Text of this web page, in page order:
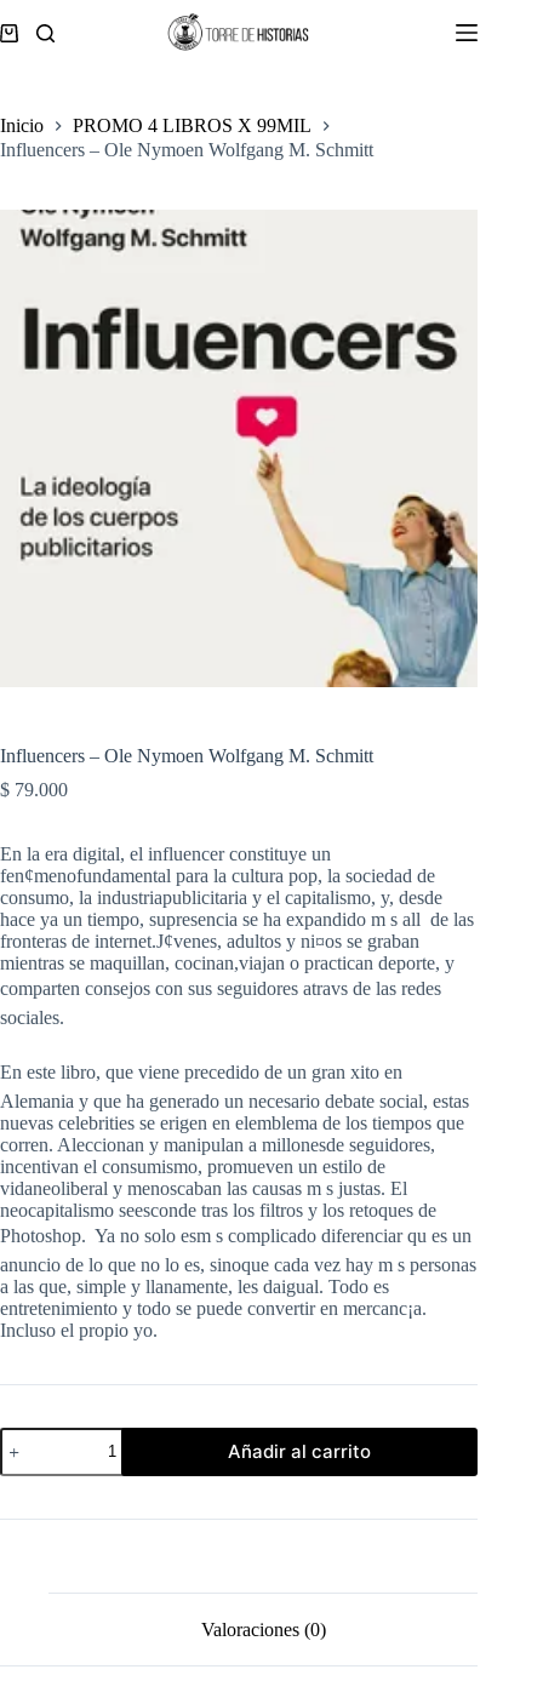
al
Carro
Inicio
PROMO 4 LIBROS X 99MIL
Influencers – Ole Nymoen Wolfgang M. Schmitt
Influencers – Ole Nymoen Wolfgang M. Schmitt
$ 79.000
En la era digital, el influencer constituye un
fen¢menofundamental para la cultura pop, la sociedad de
consumo, la industriapublicitaria y el capitalismo, y, desde
hace ya un tiempo, supresencia se ha expandido m s all de las
fronteras de internet.J¢venes, adultos y ni¤os se graban
mientras se maquillan, cocinan,viajan o practican deporte, y
comparten consejos con sus seguidores atravs de las redes
sociales.
En este libro, que viene precedido de un gran xito en
Alemania y que ha generado un necesario debate social, estas
nuevas celebrities se erigen en elemblema de los tiempos que
corren. Aleccionan y manipulan a millonesde seguidores,
incentivan el consumismo, promueven un estilo de
vidaneoliberal y menoscaban las causas m s justas. El
neocapitalismo seesconde tras los filtros y los retoques de
Photoshop. Ya no solo esm s complicado diferenciar qu es un
anuncio de lo que no lo es, sinoque cada vez hay m s personas
a las que, simple y llanamente, les daigual. Todo es
entretenimiento y todo se puede convertir en mercanc¡a.
Incluso el propio yo.
Influencers
Ole
Wolfgang
Añadir al carrito
Valoraciones (0)